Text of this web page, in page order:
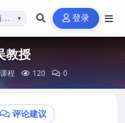
体…▼ 登录
教授
程 120 0
评论建议